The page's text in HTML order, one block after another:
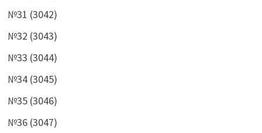
№31 (3042)
№32 (3043)
№33 (3044)
№34 (3045)
№35 (3046)
№36 (3047)